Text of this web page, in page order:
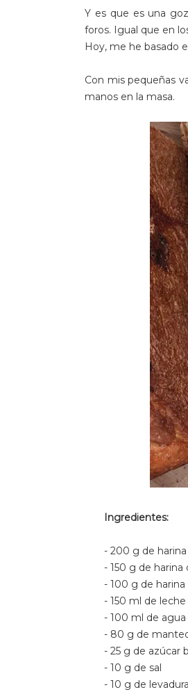
Y es que es una
foros. Igual que en
Hoy, me he basado
Con mis pequeñas
manos en la masa.
Ingredientes:
- 200 g de
- 150 g de harina
- 100 g de harina
- 150 ml de leche
- 100 ml de agua
- 80 g de
- 25 g de azúcar
- 10 g de sal
- 10 g de